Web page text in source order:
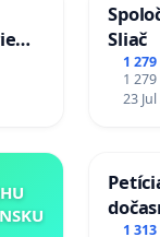
Sliač
1
1
23
1